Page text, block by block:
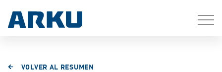
VOLVER AL RESUMEN